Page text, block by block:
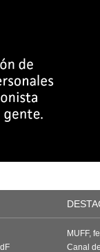
MUFF,
Canal